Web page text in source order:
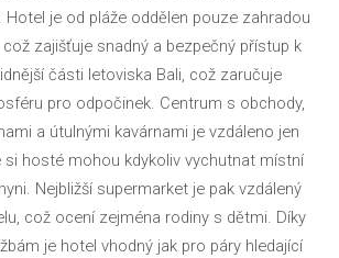
Hotel je od pláže oddělen pouze zahradou
zajišťuje snadný a bezpečný přístup k
části letoviska Bali, což zaručuje
pro odpočinek. Centrum s obchody,
a útulnými kavárnami je vzdáleno jen
si hosté mohou kdykoliv vychutnat místní
Nejbližší supermarket je pak vzdálený
což ocení zejména rodiny s dětmi. Díky
je hotel vhodný jak pro páry hledající